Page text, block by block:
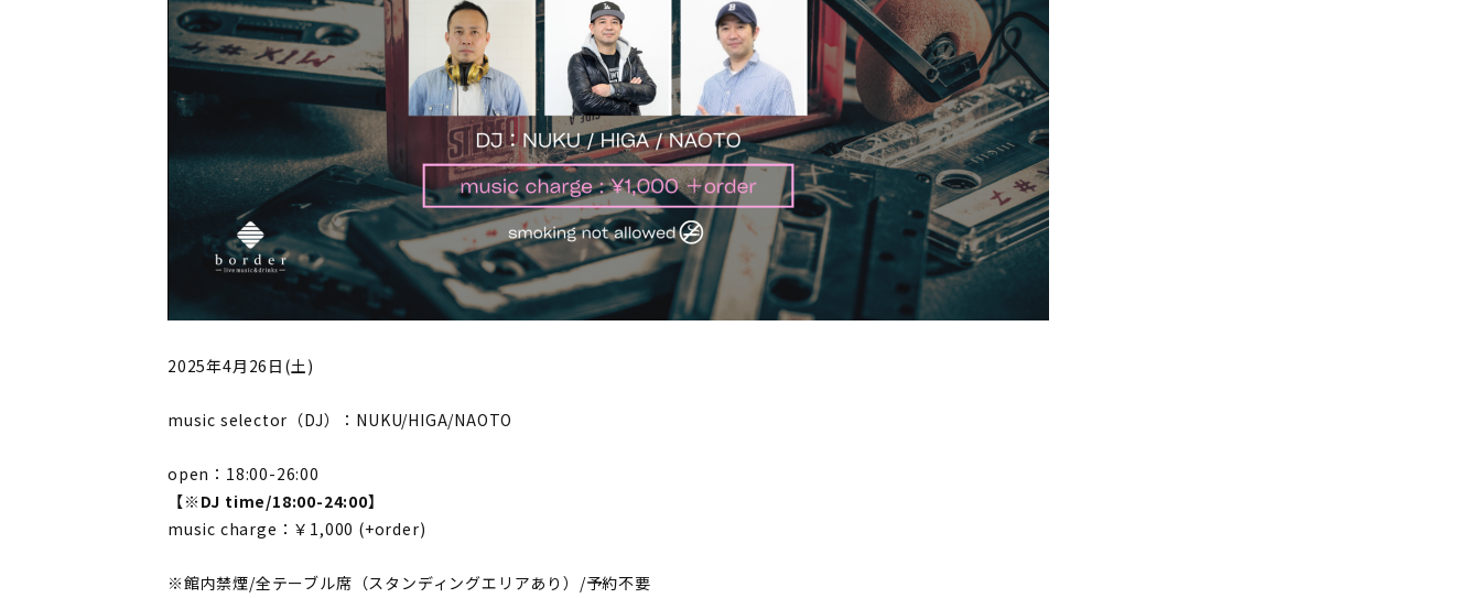
2025年4月26日(土)
music selector（DJ）：NUKU/HIGA/NAOTO
open：18:00-26:00
【※DJ time/18:00-24:00】
music charge：￥1,000 (+order)
※館内禁煙/全テーブル席（スタンディングエリアあり）/予約不要